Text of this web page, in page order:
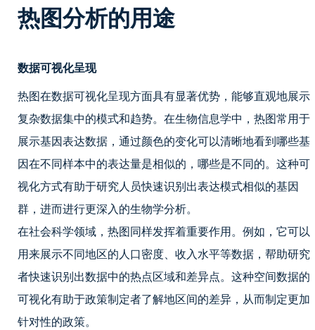
热图分析的用途
数据可视化呈现
热图在数据可视化呈现方面具有显著优势，能够直观地展示
复杂数据集中的模式和趋势。在生物信息学中，热图常用于
展示基因表达数据，通过颜色的变化可以清晰地看到哪些基
因在不同样本中的表达量是相似的，哪些是不同的。这种可
视化方式有助于研究人员快速识别出表达模式相似的基因
群，进而进行更深入的生物学分析。
在社会科学领域，热图同样发挥着重要作用。例如，它可以
用来展示不同地区的人口密度、收入水平等数据，帮助研究
者快速识别出数据中的热点区域和差异点。这种空间数据的
可视化有助于政策制定者了解地区间的差异，从而制定更加
针对性的政策。